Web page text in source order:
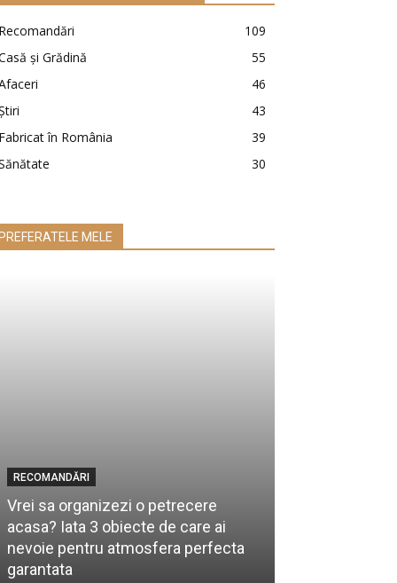
Recomandări
109
şi Grădină
55
46
43
Fabricat în România
39
30
PREFERATELE MELE
RECOMANDĂRI
Vrei sa organizezi o petrecere
acasa? Iata 3 obiecte de care ai
nevoie pentru atmosfera perfecta
garantata